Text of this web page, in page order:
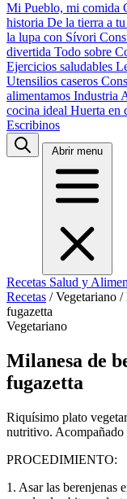
Mi Pueblo, mi comida
historia De la tierra a tu
la lupa con Sívori
divertida Todo sobre
Ejercicios saludables
Utensilios caseros
alimentamos Industria
cocina ideal Huerta en
Escribinos
Abrir menu
Recetas Salud y
Recetas / Vegetariano /
fugazetta
Vegetariano
Milanesa de
fugazetta
Riquísimo plato
nutritivo. Acompañado
PROCEDIMIENTO:
1. Asar las berenjenas